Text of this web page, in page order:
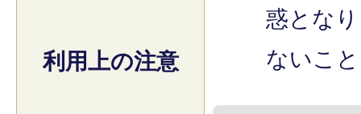
利用上の注意
惑とな
ないこ